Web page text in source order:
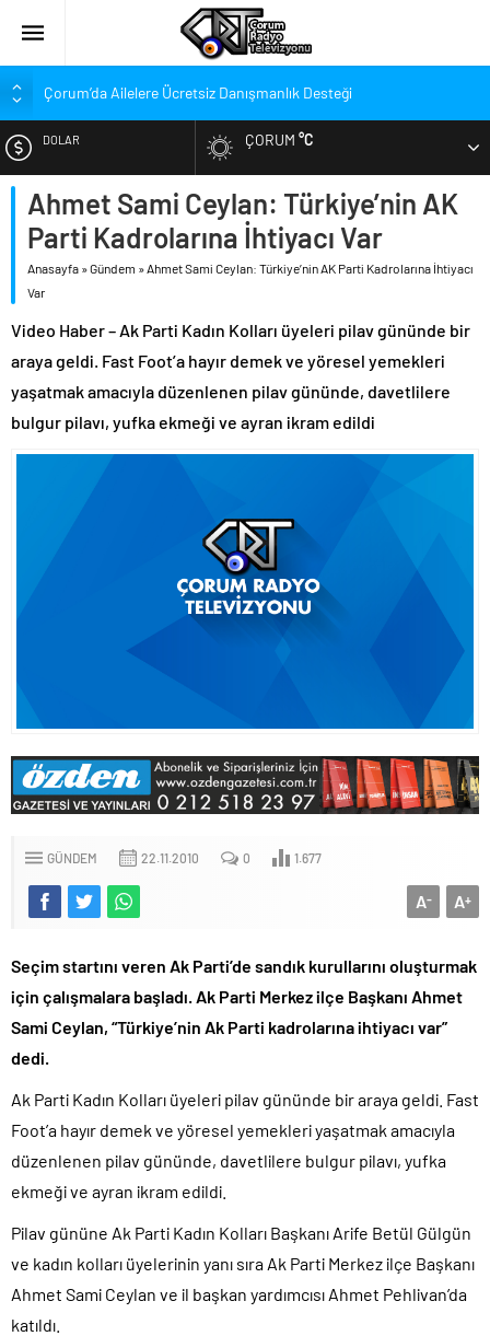
Çorum’da Ailelere Ücretsiz Danışmanlık Desteği
Hastanede Nurcan Baykam’a Veda
Arca Çorum FK’nin Kasımpaşa ve Beşiktaş Maçı Tarihleri Belli
Oldu
Arca Çorum FK’nin Hazırlık Maçı Karnesi
Kupa Takvimi Belli Oldu: Arca Çorum FK Kupaya Ne Zaman Dahil
Olacak?
1. Lig’de Yeni Sezon Bugün Açılıyor
Balçık, Yalçın’ı Eleştirdi, “Kırıldım” Dedi
DOLAR
EURO
ALTIN
ÇORUM°C
Ahmet Sami Ceylan: Türkiye’nin AK
Parti Kadrolarına İhtiyacı Var
Anasayfa »Gündem »Ahmet Sami Ceylan: Türkiye’nin AK Parti Kadrolarına İhtiyacı
Var
Video Haber – Ak Parti Kadın Kolları üyeleri pilav gününde bir
araya geldi. Fast Foot’a hayır demek ve yöresel yemekleri
yaşatmak amacıyla düzenlenen pilav gününde, davetlilere
bulgur pilavı, yufka ekmeği ve ayran ikram edildi
GÜNDEM 22.11.2010 0 1.677
A+
A-
Seçim startını veren Ak Parti’de sandık kurullarını oluşturmak
için çalışmalara başladı. Ak Parti Merkez ilçe Başkanı Ahmet
Sami Ceylan, “Türkiye’nin Ak Parti kadrolarına ihtiyacı var”
dedi.
Ak Parti Kadın Kolları üyeleri pilav gününde bir araya geldi. Fast
Foot’a hayır demek ve yöresel yemekleri yaşatmak amacıyla
düzenlenen pilav gününde, davetlilere bulgur pilavı, yufka
ekmeği ve ayran ikram edildi.
Pilav gününe Ak Parti Kadın Kolları Başkanı Arife Betül Gülgün
ve kadın kolları üyelerinin yanı sıra Ak Parti Merkez ilçe Başkanı
Ahmet Sami Ceylan ve il başkan yardımcısı Ahmet Pehlivan’da
katıldı.